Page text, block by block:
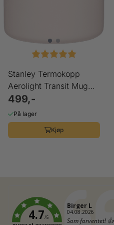
Karakter:
Stanley Termokopp
Aerolight Transit Mug
Rose Quartz Metallic
0.35 L
499,-
På lager
Kjøp
4.7/5
Forfatter:
Birger L
Dato:
04.08.2026
Tekst:
Som forventet! 👍